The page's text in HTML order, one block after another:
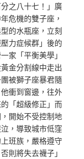
之八十七！」廣
危機的雙子座，
的水瓶座，立刻
力症候群」後的
家「平衡美學」
金分割線中走出
被獅子座暴君隨
衝到窗邊，往外
「超級修正」而
開始不受控制地
，導致城市低窪
班族，嚴格遵守
則將失去襪子」